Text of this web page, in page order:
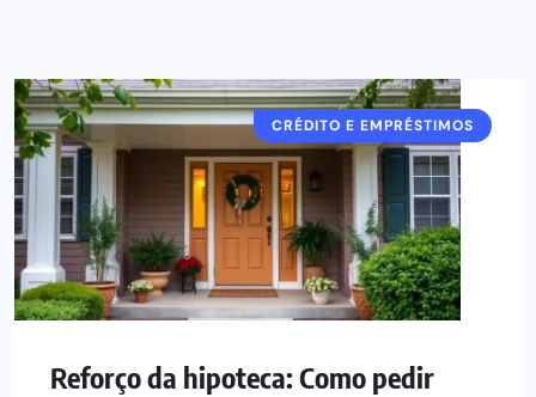
CRÉDITO E EMPRÉSTIMOS
Reforço da hipoteca: Como pedir